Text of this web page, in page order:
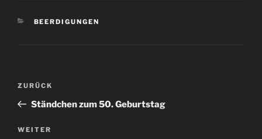
KATEGORIEN
BEERDIGUNGEN
Beitragsnavigation
Vorheriger
Beitrag
ZURÜCK
Ständchen zum 50. Geburtstag
Nächster
WEITER